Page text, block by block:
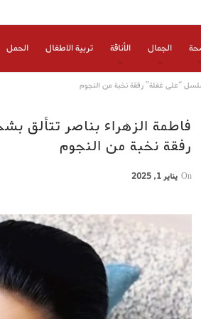
الجمال الأناقة تربية الاطفال الحمل
“على غفلة” رفقة نخبة من النجوم
فاطمة الزهراء بناصر
رفقة نخبة من النجوم
On يناير 1, 2025